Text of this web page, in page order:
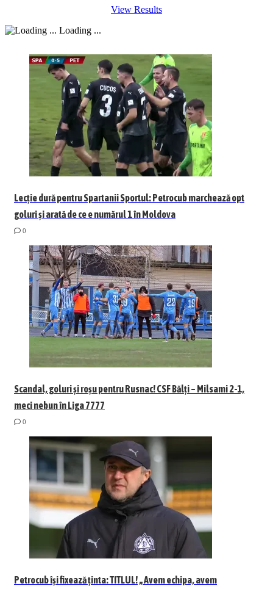
View Results
Loading ...
Lecție dură pentru Spartanii Sportul: Petrocub marchează opt
goluri și arată de ce e numărul 1 în Moldova
0
Scandal, goluri și roșu pentru Rusnac! CSF Bălți – Milsami 2-1,
meci nebun în Liga 7777
0
Petrocub își fixează ținta: TITLUL! „Avem echipa, avem